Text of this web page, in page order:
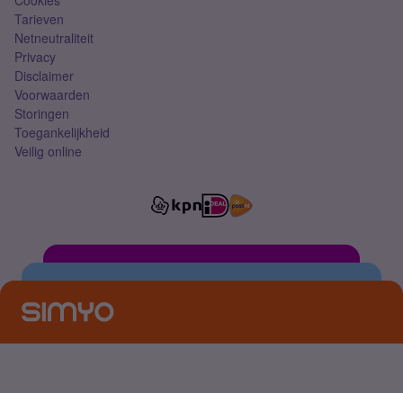
Tarieven
Netneutraliteit
Privacy
Disclaimer
Voorwaarden
Storingen
Toegankelijkheid
Veilig online